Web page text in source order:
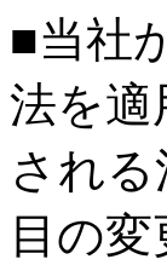
■当社
法を適
され
目の変